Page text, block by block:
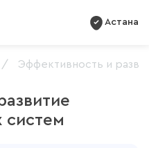
Астана
Эффективность и
систем